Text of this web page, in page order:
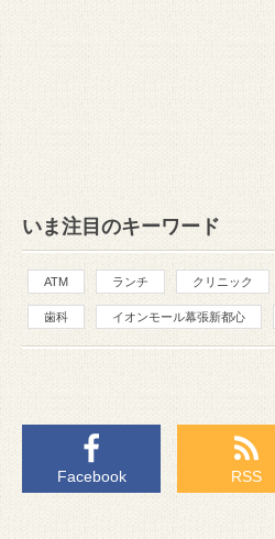
いま注目のキーワード
ATM ランチ クリニック
歯科 イオンモール幕張新都心
Facebook RSS